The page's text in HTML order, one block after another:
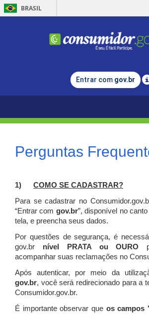
BRASIL
Entrar com gov.br
Perguntas
1) COMO SE CADASTRAR?
Para se cadastrar no
“Entrar com gov.br”, disponível no
tela, e preencha seus dados.
Por questões de segurança, é
gov.br nível PRATA ou OURO
acompanhar suas reclamações no
Após autenticar, por meio da
gov.br, você será redirecionado para a
Consumidor.gov.br.
É importante observar que os campos